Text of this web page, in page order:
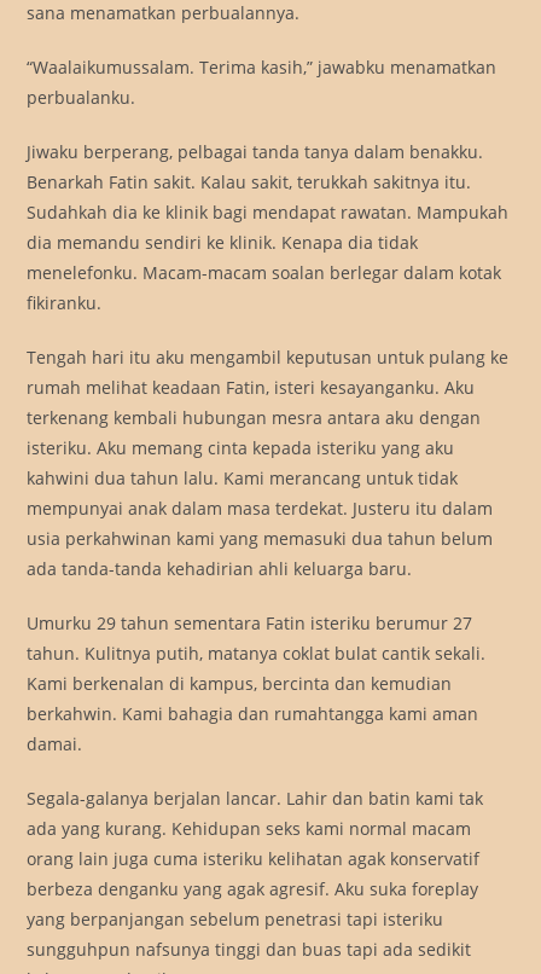
sana menamatkan perbualannya.
“Waalaikumussalam. Terima kasih,” jawabku menamatkan
perbualanku.
Jiwaku berperang, pelbagai tanda tanya dalam benakku.
Benarkah Fatin sakit. Kalau sakit, terukkah sakitnya itu.
Sudahkah dia ke klinik bagi mendapat rawatan. Mampukah
dia memandu sendiri ke klinik. Kenapa dia tidak
menelefonku. Macam-macam soalan berlegar dalam kotak
fikiranku.
Tengah hari itu aku mengambil keputusan untuk pulang ke
rumah melihat keadaan Fatin, isteri kesayanganku. Aku
terkenang kembali hubungan mesra antara aku dengan
isteriku. Aku memang cinta kepada isteriku yang aku
kahwini dua tahun lalu. Kami merancang untuk tidak
mempunyai anak dalam masa terdekat. Justeru itu dalam
usia perkahwinan kami yang memasuki dua tahun belum
ada tanda-tanda kehadirian ahli keluarga baru.
Umurku 29 tahun sementara Fatin isteriku berumur 27
tahun. Kulitnya putih, matanya coklat bulat cantik sekali.
Kami berkenalan di kampus, bercinta dan kemudian
berkahwin. Kami bahagia dan rumahtangga kami aman
damai.
Segala-galanya berjalan lancar. Lahir dan batin kami tak
ada yang kurang. Kehidupan seks kami normal macam
orang lain juga cuma isteriku kelihatan agak konservatif
berbeza denganku yang agak agresif. Aku suka foreplay
yang berpanjangan sebelum penetrasi tapi isteriku
sungguhpun nafsunya tinggi dan buas tapi ada sedikit